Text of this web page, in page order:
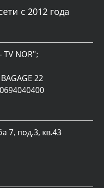
с 2012 года
NOR";
22
7, под.3, кв.43